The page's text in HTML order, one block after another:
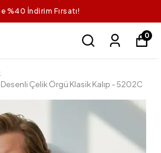
%40 İndirim Fırsatı!
0
Desenli Çelik Örgü Klasik Kalıp - 5202C